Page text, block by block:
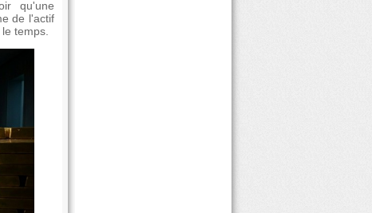
qu'une
de l'actif
temps.